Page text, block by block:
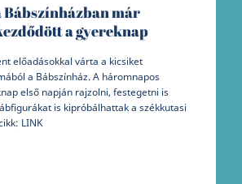
Bábszínházban már
a gyereknap
előadásokkal várta a kicsiket
a Bábszínház. A háromnapos
első napján rajzolni, festegetni is
is kipróbálhattak a székkutasi
LINK